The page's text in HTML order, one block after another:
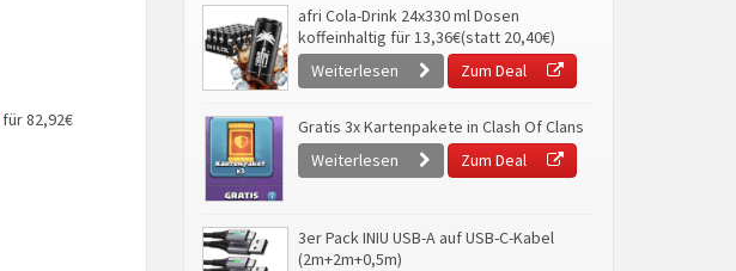
für 82,92€
afri Cola-Drink 24x330 ml Dosen
koffeinhaltig für 13,36€(statt 20,40€)
Weiterlesen
Zum Deal
Gratis 3x Kartenpakete in Clash Of Clans
Weiterlesen
Zum Deal
3er Pack INIU USB-A auf USB-C-Kabel
(2m+2m+0,5m)